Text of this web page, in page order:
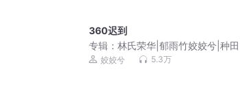
360迟到
专辑：林氏荣华|郁雨竹姣姣兮|种田
高口碑爆款古言
姣姣兮 5.3万